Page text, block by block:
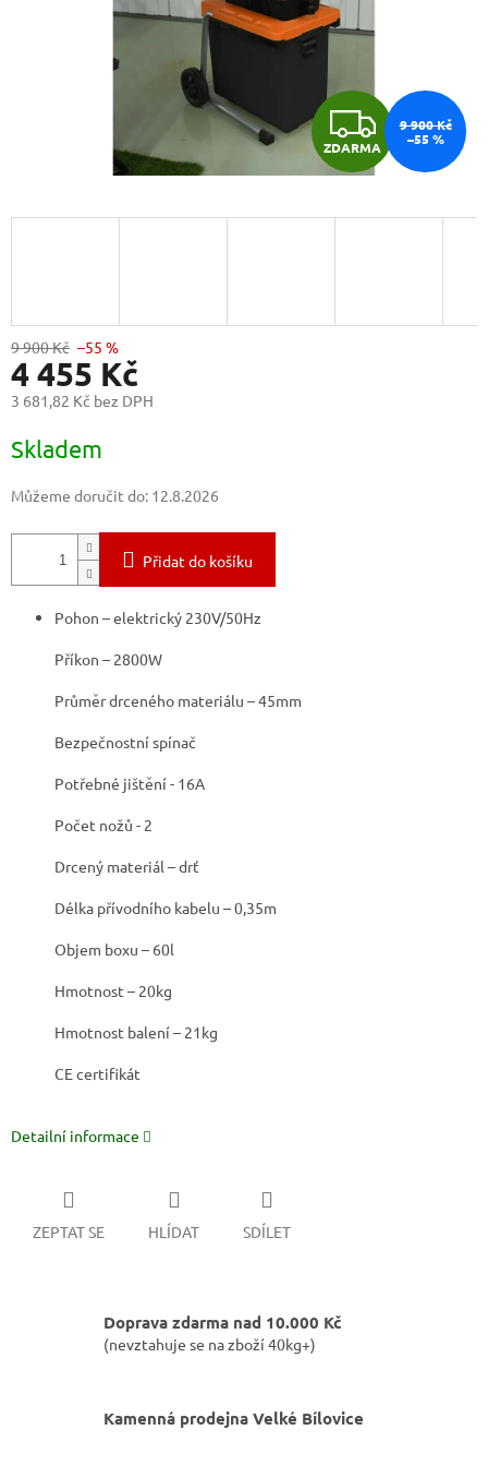
Z
D
A
ZDARMA
9 900 Kč
–55 %
9 900 Kč –55 %
4 455 Kč
3 681,82 Kč bez DPH
cena:
Skladem
Můžeme doručit do: 12.8.2026
Přidat do košíku
Pohon – elektrický 230V/50Hz
Příkon – 2800W
Průměr drceného materiálu – 45mm
Bezpečnostní spínač
Potřebné jištění - 16A
Počet nožů - 2
Drcený materiál – drť
Délka přívodního kabelu – 0,35m
Objem boxu – 60l
Hmotnost – 20kg
Hmotnost balení – 21kg
CE certifikát
Detailní informace
ZEPTAT SE HLÍDAT SDÍLET
Doprava zdarma nad 10.000 Kč
(nevztahuje se na zboží 40kg+)
Kamenná prodejna Velké Bílovice